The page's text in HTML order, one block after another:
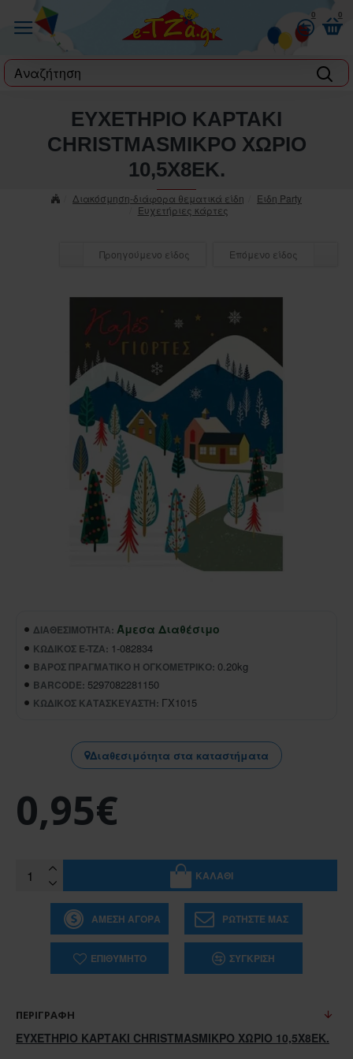
0 0
label
Διακόσμηση-διάφορα θεματικά είδη
Ειδη Party
Ευχετήριες κάρτες
ΕΥΧΕΤΗΡΙΟ ΚΑΡΤΑΚΙ
CHRISTMASΜΙΚΡΟ ΧΩΡΙΟ
10,5Χ8ΕΚ.
Προηγούμενο είδος Επόμενο είδος
ΔΙΑΘΕΣΙΜΌΤΗΤΑ: Άμεσα Διαθέσιμο
ΚΩΔΙΚΌΣ E-TZA: 1-082834
ΒΆΡΟΣ ΠΡΑΓΜΑΤΙΚΌ Ή ΟΓΚΟΜΕΤΡΙΚΌ: 0.20kg
BARCODE: 5297082281150
ΚΩΔΙΚΌΣ ΚΑΤΑΣΚΕΥΑΣΤΉ: ΓΧ1015
Διαθεσιμότητα στα καταστήματα
0,95€
ΚΑΛΆΘΙ
ΆΜΕΣΗ ΑΓΟΡΆ ΡΩΤΉΣΤΕ ΜΑΣ
ΕΠΙΘΥΜΗΤΌ ΣΎΓΚΡΙΣΗ
ΠΕΡΙΓΡΑΦΉ
ΕΥΧΕΤΗΡΙΟ ΚΑΡΤΑΚΙ CHRISTMASΜΙΚΡΟ ΧΩΡΙΟ 10,5Χ8ΕΚ.